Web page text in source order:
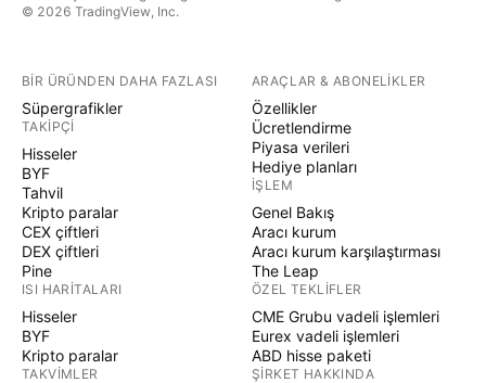
© 2026 TradingView, Inc.
BIR ÜRÜNDEN DAHA FAZLASI
Süpergrafikler
TAKIPÇI
Hisseler
BYF
Tahvil
Kripto paralar
CEX çiftleri
DEX çiftleri
Pine
ISI HARITALARI
Hisseler
BYF
Kripto paralar
TAKVIMLER
ARAÇLAR & ABONELIKLER
Özellikler
Ücretlendirme
Piyasa verileri
Hediye planları
İŞLEM
Genel Bakış
Aracı kurum
Aracı kurum karşılaştırması
The Leap
ÖZEL TEKLIFLER
CME Grubu vadeli işlemleri
Eurex vadeli işlemleri
ABD hisse paketi
ŞIRKET HAKKINDA